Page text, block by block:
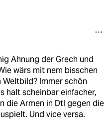
Ahnung der Grech und
wärs mit nem bisschen
Weltbild? Immer schön
halt scheinbar einfacher,
die Armen in Dtl gegen die
Und vice versa.